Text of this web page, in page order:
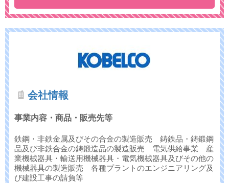
会社情報
事業内容・商品・販売先等
鉄鋼・非鉄金属及びその合金の製造販売 鋳鉄品・鋳鍛鋼
品及び非鉄合金の鋳鍛造品の製造販売 電気供給事業 産
業機械器具・輸送用機械器具・電気機械器具及びその他の
機械器具の製造販売 各種プラントのエンジニアリング及
び建設工事の請負等